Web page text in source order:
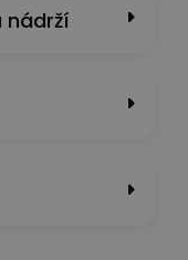
nádrží